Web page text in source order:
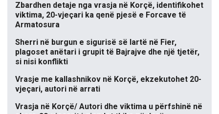
Zbardhen detaje nga vrasja në Korçë, identifikohet
viktima, 20-vjeçari ka qenë pjesë e Forcave të
Armatosura
Sherri në burgun e sigurisë së lartë në Fier,
plagoset anëtari i grupit të Bajrajve dhe një tjetër,
si nisi konflikti
Vrasje me kallashnikov në Korçë, ekzekutohet 20-
vjeçari, autori në arrati
Vrasja në Korçë/ Autori dhe viktima u përfshinë në